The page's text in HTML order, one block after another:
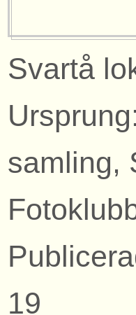
Svartå
samling,
19